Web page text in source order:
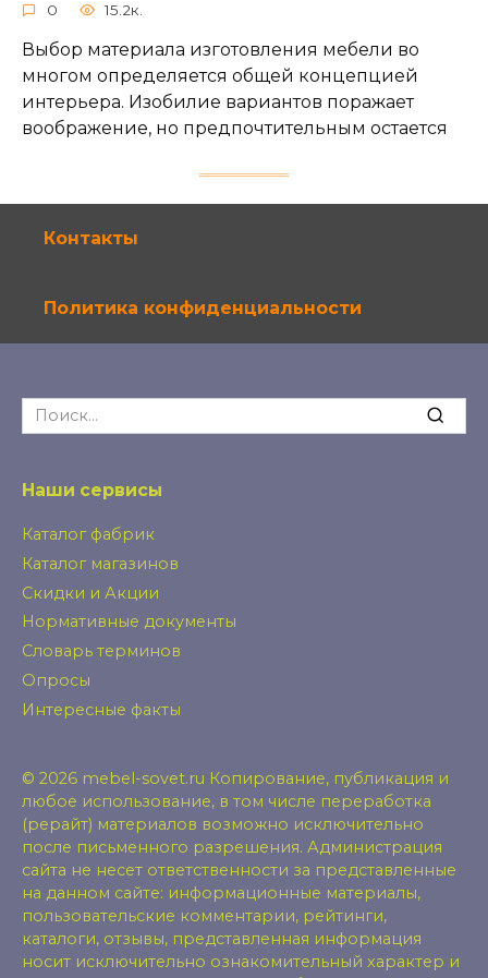
0 15.2к.
Выбор материала изготовления мебели во
многом определяется общей концепцией
интерьера. Изобилие вариантов поражает
воображение, но предпочтительным остается
Контакты
Политика конфиденциальности
Search
for:
Наши сервисы
Каталог фабрик
Каталог магазинов
Скидки и Акции
Нормативные документы
Словарь терминов
Опросы
Интересные факты
© 2026 mebel-sovet.ru Копирование, публикация и
любое использование, в том числе переработка
(рерайт) материалов возможно исключительно
после письменного разрешения. Администрация
сайта не несет ответственности за представленные
на данном сайте: информационные материалы,
пользовательские комментарии, рейтинги,
каталоги, отзывы, представленная информация
носит исключительно ознакомительный характер и